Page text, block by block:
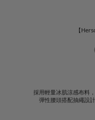
【
採用輕量冰肌涼感布料
彈性腰頭搭配抽繩設
輕盈版型不易產生
吸濕排汗、